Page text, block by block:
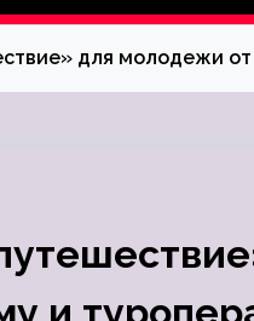
для молодежи
и